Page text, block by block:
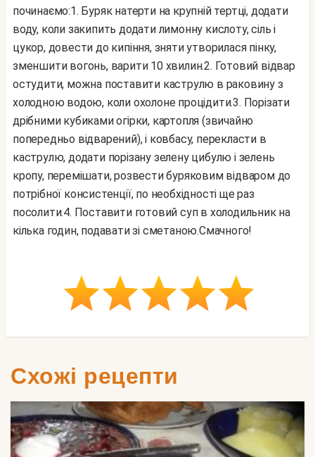
починаємо:1. Буряк натерти на крупній тертці, додати
воду, коли закипить додати лимонну кислоту, сіль і
цукор, довести до кипіння, зняти утворилася пінку,
зменшити вогонь, варити 10 хвилин.2. Готовий відвар
остудити, можна поставити каструлю в раковину з
холодною водою, коли охолоне процідити.3. Порізати
дрібними кубиками огірки, картопля (звичайно
попередньо відварений), і ковбасу, перекласти в
каструлю, додати порізану зелену цибулю і зелень
кропу, перемішати, розвести буряковим відваром до
потрібної консистенції, по необхідності ще раз
посолити.4. Поставити готовий суп в холодильник на
кілька годин, подавати зі сметаною.Смачного!
Схожі рецепти